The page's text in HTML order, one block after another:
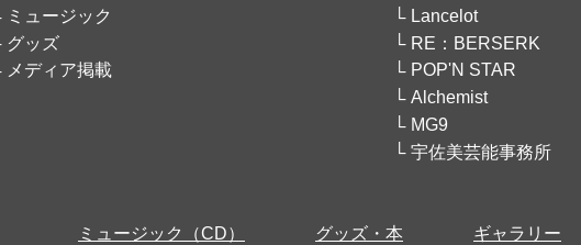
ミュージック
グッズ
メディア掲載
Lancelot
RE：BERSERK
POP'N STAR
Alchemist
MG9
宇佐美芸能事務所
ミュージック（CD）
グッズ・本
ギャラリー